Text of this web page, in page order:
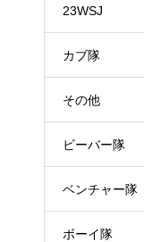
23WSJ
カブ隊
その他
ビーバー隊
ベンチャー隊
ボーイ隊